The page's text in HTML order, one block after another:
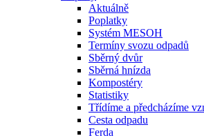
Aktuálně
Poplatky
Systém MESOH
Termíny svozu odpadů
Sběrný dvůr
Sběrná hnízda
Kompostéry
Statistiky
Třídíme a předcházíme
Cesta odpadu
Ferda